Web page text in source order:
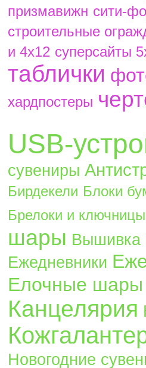
призмавижн сити-
строительные
и 4х12 суперсайты
таблички
хардпостеры
USB-
сувениры
Бирдекели Блоки
Брелоки и ключницы
шары Вышивка
Ежедневники
Елочные шары
Канцелярия
Новогодние